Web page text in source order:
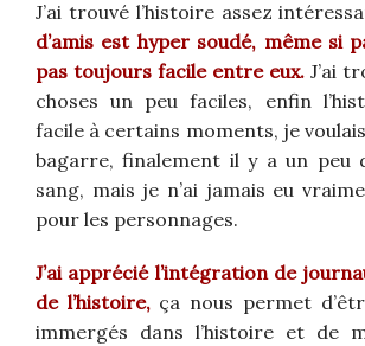
J’ai trouvé l’histoire assez
d’amis est hyper soudé, même si
pas toujours facile entre eux. J’ai
choses un peu faciles, enfin
facile à certains moments, je
bagarre, finalement il y a un peu
sang, mais je n’ai jamais eu
pour les personnages.
J’ai apprécié l’intégration de
de l’histoire,ça nous permet
immergés dans l’histoire et de